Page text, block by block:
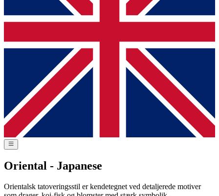
Oriental - Japanese
Orientalsk tatoveringsstil er kendetegnet ved detaljerede motiver